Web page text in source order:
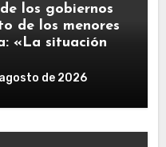
los gobiernos
de los menores
«La situación
de 2026